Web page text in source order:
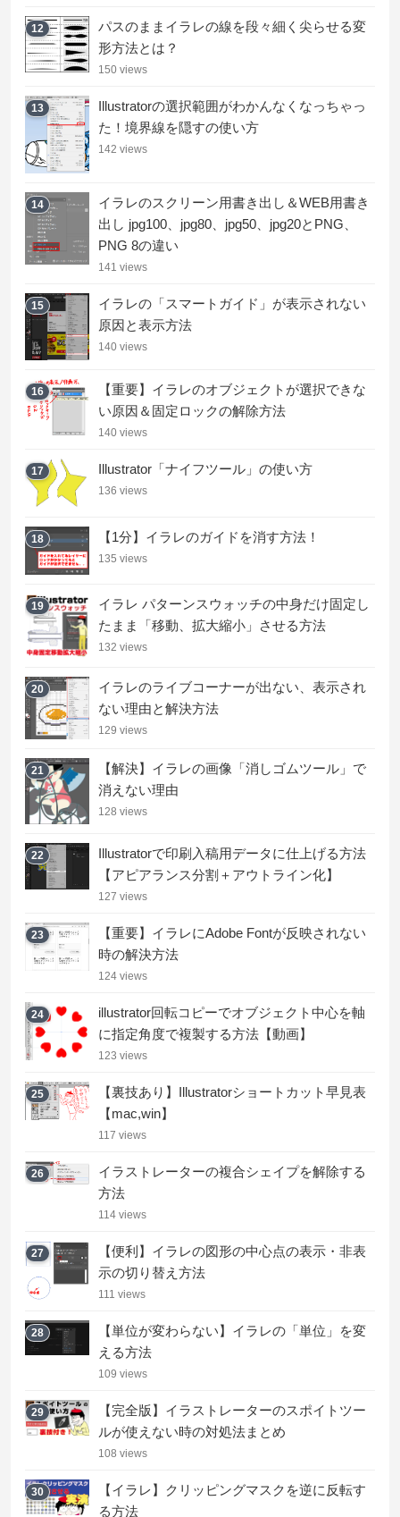
12
パスのままイラレの線を段々細く尖らせる変
形方法とは？
150 views
13
Illustratorの選択範囲がわかんなくなっちゃっ
た！境界線を隠すの使い方
142 views
14
イラレのスクリーン用書き出し＆WEB用書き
出し jpg100、jpg80、jpg50、jpg20とPNG、
PNG 8の違い
141 views
15
イラレの「スマートガイド」が表示されない
原因と表示方法
140 views
16
【重要】イラレのオブジェクトが選択できな
い原因＆固定ロックの解除方法
140 views
17 Illustrator「ナイフツール」の使い方
136 views
18 【1分】イラレのガイドを消す方法！
135 views
19
イラレ パターンスウォッチの中身だけ固定し
たまま「移動、拡大縮小」させる方法
132 views
20
イラレのライブコーナーが出ない、表示され
ない理由と解決方法
129 views
21
【解決】イラレの画像「消しゴムツール」で
消えない理由
128 views
22
Illustratorで印刷入稿用データに仕上げる方法
【アピアランス分割＋アウトライン化】
127 views
23
【重要】イラレにAdobe Fontが反映されない
時の解決方法
124 views
24
illustrator回転コピーでオブジェクト中心を軸
に指定角度で複製する方法【動画】
123 views
25
【裏技あり】Illustratorショートカット早見表
【mac,win】
117 views
26
イラストレーターの複合シェイプを解除する
方法
114 views
27
【便利】イラレの図形の中心点の表示・非表
示の切り替え方法
111 views
28
【単位が変わらない】イラレの「単位」を変
える方法
109 views
29
【完全版】イラストレーターのスポイトツー
ルが使えない時の対処法まとめ
108 views
30
【イラレ】クリッピングマスクを逆に反転す
る方法